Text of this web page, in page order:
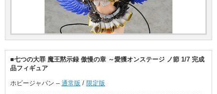
■七つの大罪 魔王黙示録 傲慢の章 ～愛獲オンステージ ノ節 1/7 完成
品フィギュア
ホビージャパン – 通常版 / 限定版